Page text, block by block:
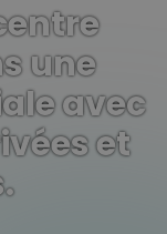
une
avec
et